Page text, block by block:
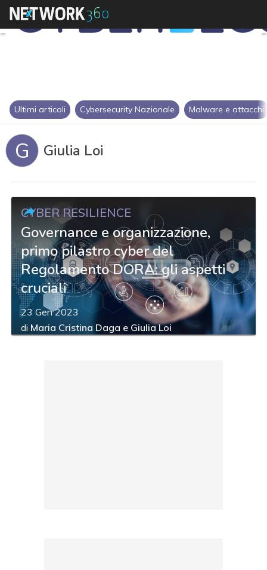
Ultimi articoli Cybersecurity Nazionale Malware e attacchi
G Giulia Loi
CYBER RESILIENCE
Governance e organizzazione,
primo pilastro cyber del
Regolamento DORA: gli aspetti
cruciali
23 Gen 2023
di Maria Cristina Daga e Giulia Loi